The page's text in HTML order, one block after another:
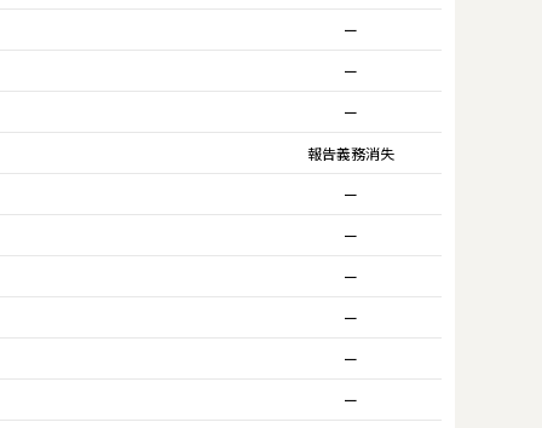
ー
ー
ー
報告義務消失
ー
ー
ー
ー
ー
ー